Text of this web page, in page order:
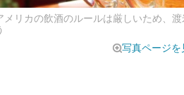
メリカの飲酒のルールは厳しいため、
写真ページを